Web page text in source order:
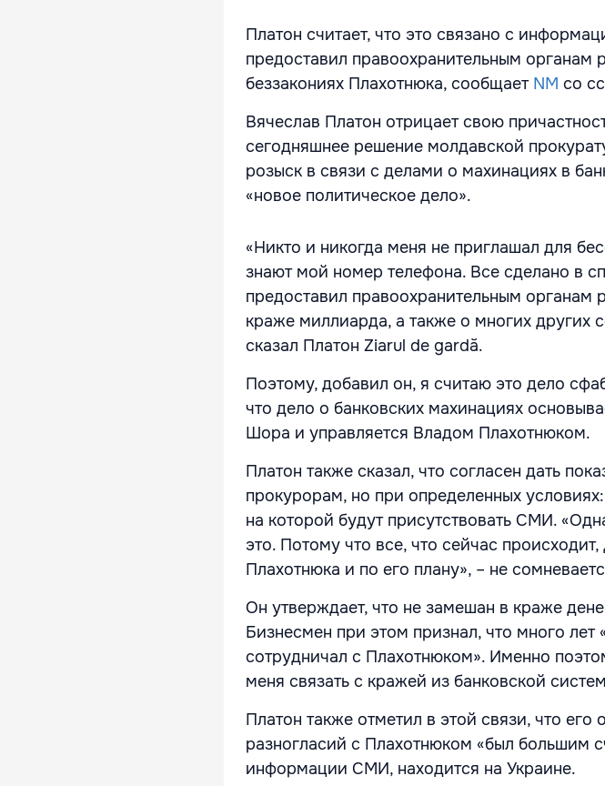
Платон считает, что это связано с
предоставил правоохранительным органам
беззакониях Плахотнюка, сообщает NM со
Вячеслав Платон отрицает свою
сегодняшнее решение молдавской
розыск в связи с делами о махинациях в
«новое политическое дело».
«Никто и никогда меня не приглашал для
знают мой номер телефона. Все сделано в
предоставил правоохранительным
краже миллиарда, а также о многих других
сказал Платон Ziarul de gardă.
Поэтому, добавил он, я считаю это дело
что дело о банковских махинациях
Шора и управляется Владом Плахотнюком.
Платон также сказал, что согласен дать
прокурорам, но при определенных
на которой будут присутствовать СМИ.
это. Потому что все, что сейчас
Плахотнюка и по его плану», – не
Он утверждает, что не замешан в краже
Бизнесмен при этом признал, что много
сотрудничал с Плахотнюком». Именно
меня связать с кражей из банковской
Платон также отметил в этой связи, что
разногласий с Плахотнюком «был большим
информации СМИ, находится на Украине.